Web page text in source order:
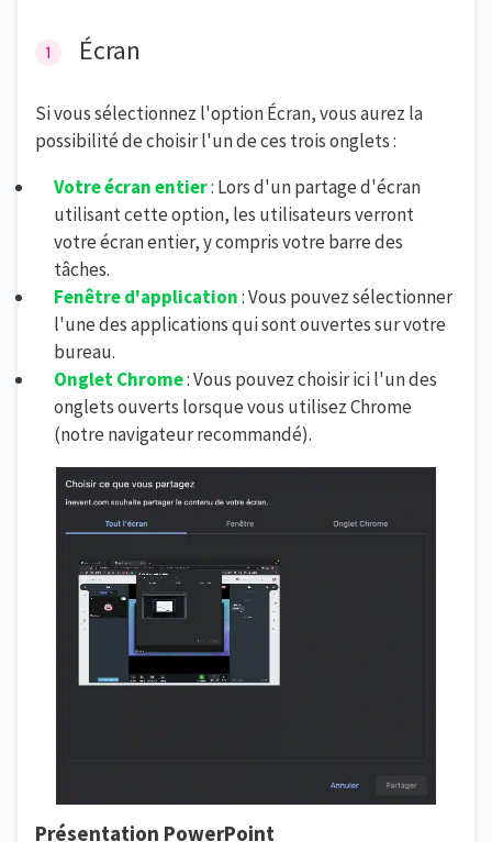
Écran
Si vous sélectionnez l'option Écran, vous aurez la
possibilité de choisir l'un de ces trois onglets :
Votre écran entier: Lors d'un partage d'écran
utilisant cette option, les utilisateurs verront
votre écran entier, y compris votre barre des
tâches.
Fenêtre d'application: Vous pouvez sélectionner
l'une des applications qui sont ouvertes sur votre
bureau.
Onglet Chrome: Vous pouvez choisir ici l'un des
onglets ouverts lorsque vous utilisez Chrome
(notre navigateur recommandé).
Présentation PowerPoint